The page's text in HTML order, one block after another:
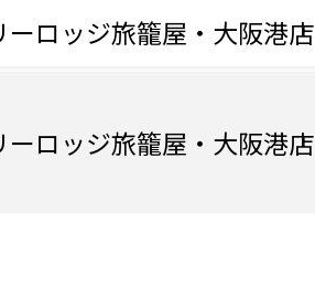
ーロッジ旅籠屋・大阪港店
ーロッジ旅籠屋・大阪港店